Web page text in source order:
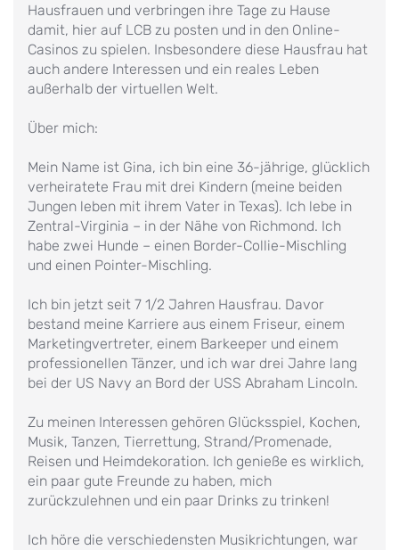
Hausfrauen und verbringen ihre Tage zu Hause
damit, hier auf LCB zu posten und in den Online-
Casinos zu spielen. Insbesondere diese Hausfrau hat
auch andere Interessen und ein reales Leben
außerhalb der virtuellen Welt.
Über mich:
Mein Name ist Gina, ich bin eine 36-jährige, glücklich
verheiratete Frau mit drei Kindern (meine beiden
Jungen leben mit ihrem Vater in Texas). Ich lebe in
Zentral-Virginia – in der Nähe von Richmond. Ich
habe zwei Hunde – einen Border-Collie-Mischling
und einen Pointer-Mischling.
Ich bin jetzt seit 7 1/2 Jahren Hausfrau. Davor
bestand meine Karriere aus einem Friseur, einem
Marketingvertreter, einem Barkeeper und einem
professionellen Tänzer, und ich war drei Jahre lang
bei der US Navy an Bord der USS Abraham Lincoln.
Zu meinen Interessen gehören Glücksspiel, Kochen,
Musik, Tanzen, Tierrettung, Strand/Promenade,
Reisen und Heimdekoration. Ich genieße es wirklich,
ein paar gute Freunde zu haben, mich
zurückzulehnen und ein paar Drinks zu trinken!
Ich höre die verschiedensten Musikrichtungen, war